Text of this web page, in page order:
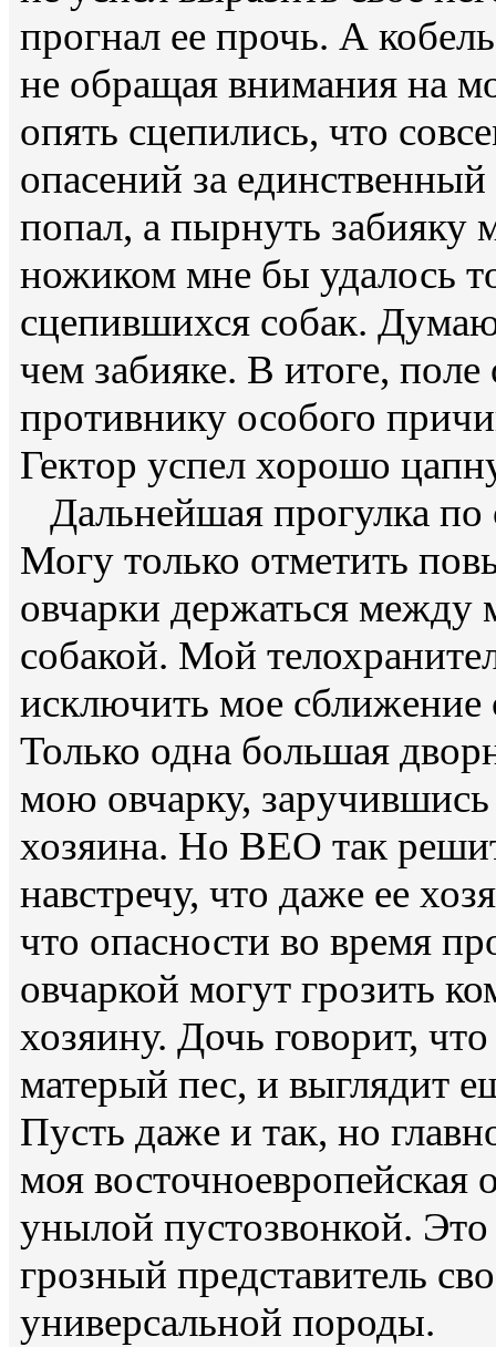
прогнал ее прочь. А
не обращая внимания на
опять сцепились, что
опасений за
попал, а пырнуть
ножиком мне бы удалось
сцепившихся собак.
чем забияке. В итоге,
противнику особого
Гектор успел хорошо
Дальнейшая прогулка
Могу только отметить
овчарки держаться
собакой. Мой
исключить мое
Только одна большая
мою овчарку,
хозяина. Но ВЕО так
навстречу, что даже ее
что опасности во время
овчаркой могут грозить
хозяину. Дочь говорит,
матерый пес, и выглядит
Пусть даже и так, но
моя восточноевропейская
унылой пустозвонкой.
грозный представитель
универсальной породы.